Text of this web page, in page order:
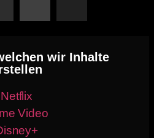
wir Inhalte
Netflix
Video